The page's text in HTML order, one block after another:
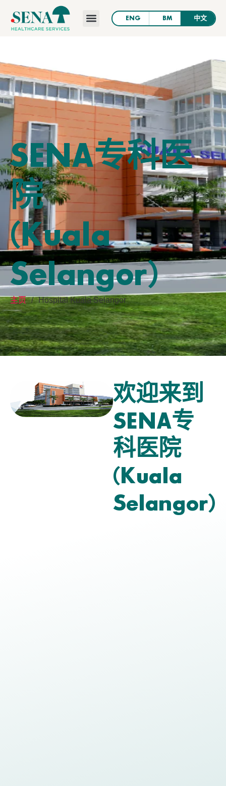
SENA专科医
院
(Kuala
Selangor)
主页 / Hospital Kuala Selangor
欢迎来到
SENA专
科医院
(Kuala
Selangor)